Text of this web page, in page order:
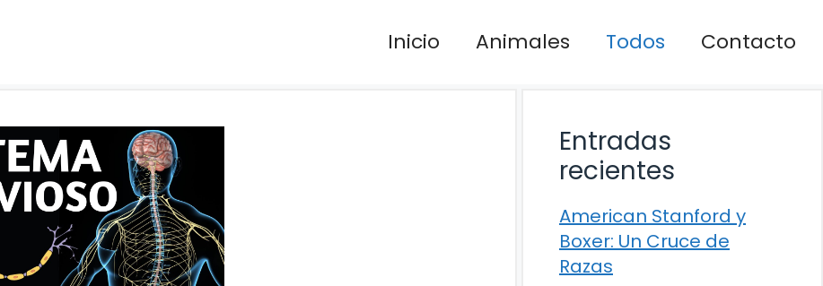
Inicio Animales Todos Contacto
Entradas
recientes
American Stanford y
Boxer: Un Cruce de
Razas